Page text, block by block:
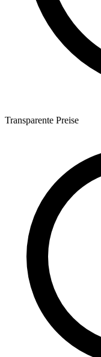
Transparente Preise